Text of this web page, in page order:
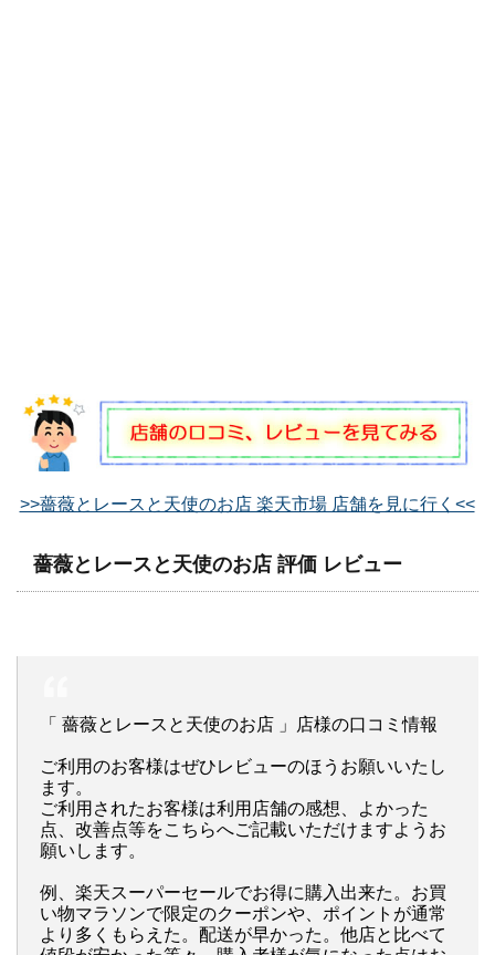
>>薔薇とレースと天使のお店 楽天市場 店舗を見に行く<<
薔薇とレースと天使のお店 評価 レビュー
「 薔薇とレースと天使のお店 」店様の口コミ情報
ご利用のお客様はぜひレビューのほうお願いいたし
ます。
ご利用されたお客様は利用店舗の感想、よかった
点、改善点等をこちらへご記載いただけますようお
願いします。
例、楽天スーパーセールでお得に購入出来た。お買
い物マラソンで限定のクーポンや、ポイントが通常
より多くもらえた。配送が早かった。他店と比べて